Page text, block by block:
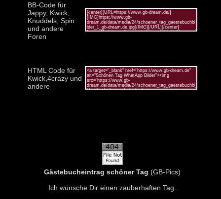
BB-Code für
Jappy, Kwick,
Knuddels, Spin
und andere
Foren
HTML Code für
Kwick,4crazy und
andere
Gästebucheintrag schöner Tag (GB-Pics)
Ich wünsche Dir einen zauberhaften Tag.